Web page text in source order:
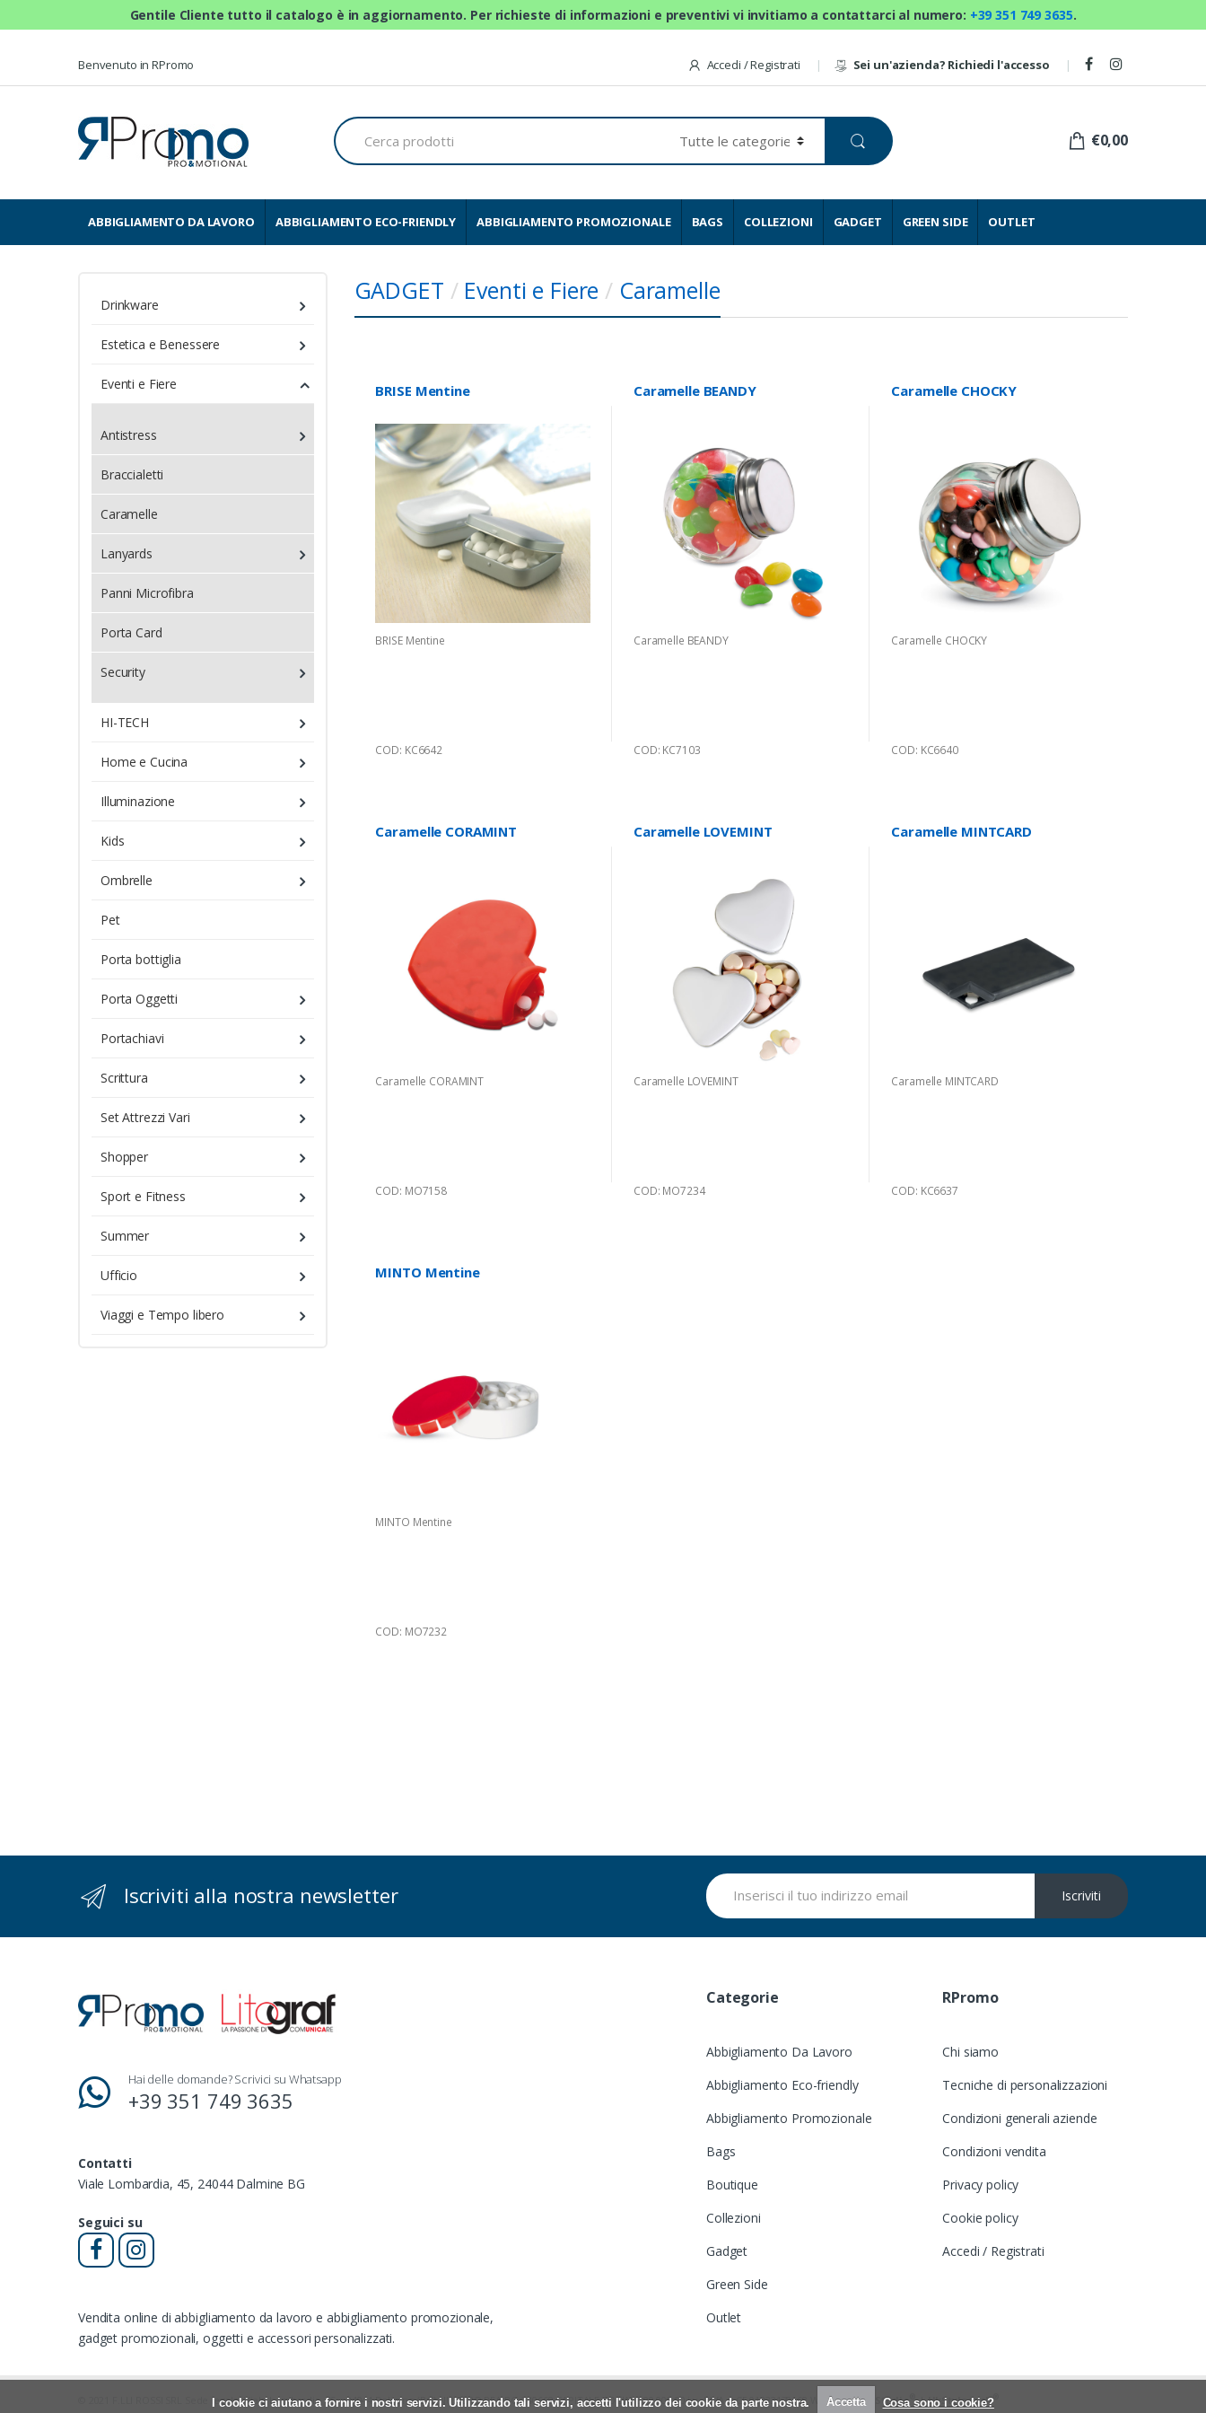
Gentile Cliente tutto il catalogo è in aggiornamento. Per richieste di informazioni e preventivi vi invitiamo a contattarci al numero: +39 351 749 3635.
Benvenuto in RPromo Accedi / Registrati Sei un'azienda? Richiedi l'accesso
C
e
r
p
e
€0,00
ABBIGLIAMENTO DA LAVORO ABBIGLIAMENTO ECO-FRIENDLY ABBIGLIAMENTO PROMOZIONALE BAGS COLLEZIONI GADGET GREEN SIDE OUTLET
GADGET / Eventi e Fiere / Caramelle
BRISE Mentine
BRISE Mentine
COD: KC6642
Caramelle BEANDY
Caramelle BEANDY
COD: KC7103
Caramelle CHOCKY
Caramelle CHOCKY
COD: KC6640
Caramelle CORAMINT
Caramelle CORAMINT
COD: MO7158
Caramelle LOVEMINT
Caramelle LOVEMINT
COD: MO7234
Caramelle MINTCARD
Caramelle MINTCARD
COD: KC6637
MINTO Mentine
MINTO Mentine
COD: MO7232
Drinkware
Estetica e Benessere
Eventi e Fiere
Antistress
Braccialetti
Caramelle
Lanyards
Panni Microfibra
Porta Card
Security
HI-TECH
Home e Cucina
Illuminazione
Kids
Ombrelle
Pet
Porta bottiglia
Porta Oggetti
Portachiavi
Scrittura
Set Attrezzi Vari
Shopper
Sport e Fitness
Summer
Ufficio
Viaggi e Tempo libero
Iscriviti alla nostra newsletter Iscriviti
Categorie
Abbigliamento Da Lavoro
Abbigliamento Eco-friendly
Abbigliamento Promozionale
Bags
Boutique
Collezioni
Gadget
Green Side
Outlet
RPromo
Chi siamo
Tecniche di personalizzazioni
Condizioni generali aziende
Condizioni vendita
Privacy policy
Cookie policy
Accedi / Registrati
Hai delle domande? Scrivici su Whatsapp
+39 351 749 3635
Contatti
Viale Lombardia, 45, 24044 Dalmine BG
Seguici su
Vendita online di abbigliamento da lavoro e abbigliamento promozionale,
gadget promozionali, oggetti e accessori personalizzati.
© 2021 F.LLI ROSSI SRL Sede legale: Viale Lombardia, 45 – 24044 Dalmine (BG) NUMERO REA BG-240668 CAPITALE SOCIALE 90.000,00 i.v. PIVA e CF 01833170168 Website by23Studio |HkStyle.tech®
I cookie ci aiutano a fornire i nostri servizi. Utilizzando tali servizi, accetti l'utilizzo dei cookie da parte nostra. Accetta Cosa sono i cookie?